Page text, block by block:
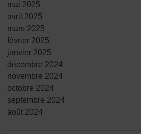
mai 2025
avril 2025
mars 2025
février 2025
janvier 2025
décembre 2024
novembre 2024
octobre 2024
septembre 2024
août 2024